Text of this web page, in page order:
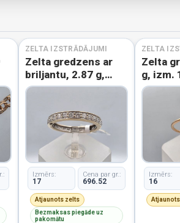
ZELTA IZSTRĀDĀJUMI
Zelta gredzens ar
briljantu, 2.87 g,
izm. 17
Izmērs:
17
Cena par gr.:
696.52
Atjaunots zelts
Bezmaksas piegāde uz
pakomātu
ZELTA
Zelta
g, izm.
Izmērs:
16